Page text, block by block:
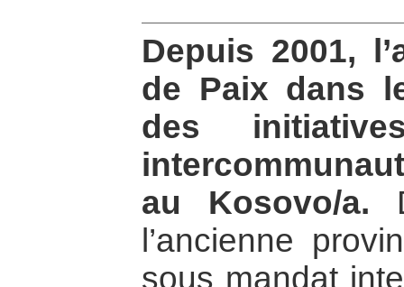
Depuis 2001,
de Paix dans
des
au Kosovo/a.
l’ancienne
sous mandat